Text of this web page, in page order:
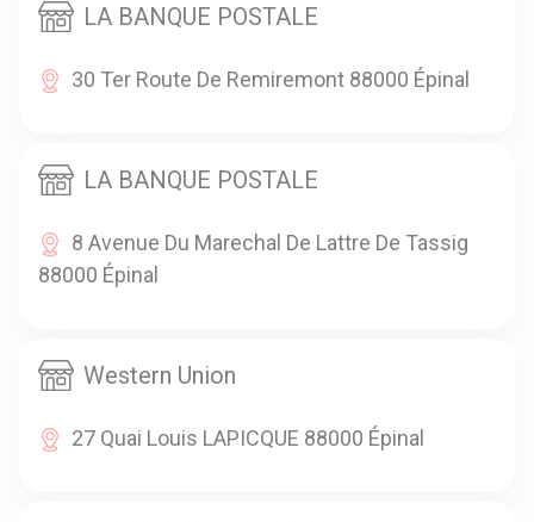
LA BANQUE POSTALE
30 Ter Route De Remiremont 88000 Épinal
LA BANQUE POSTALE
8 Avenue Du Marechal De Lattre De Tassig
88000 Épinal
Western Union
27 Quai Louis LAPICQUE 88000 Épinal